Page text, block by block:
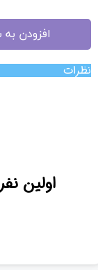
افزودن
نظرات
اولین